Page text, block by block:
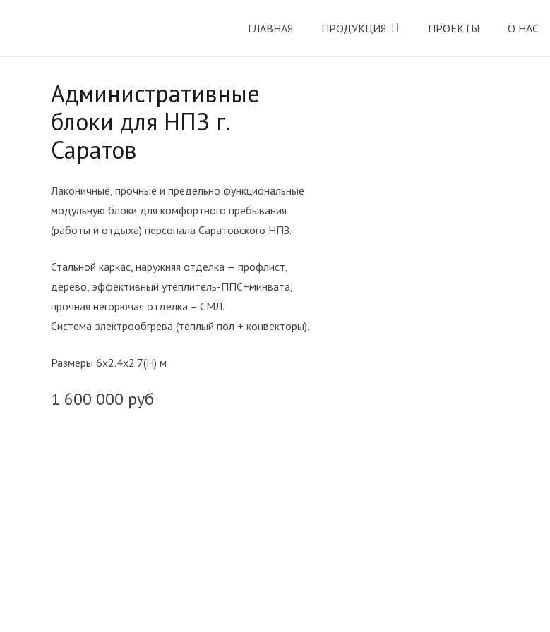
ГЛАВНАЯ ПРОДУКЦИЯ ПРОЕКТЫ О НАС
Административные
блоки для НПЗ г.
Саратов
Лаконичные, прочные и предельно функциональные
модульную блоки для комфортного пребывания
(работы и отдыха) персонала Саратовского НПЗ.
Стальной каркас, наружняя отделка — профлист,
дерево, эффективный утеплитель-ППС+минвата,
прочная негорючая отделка – СМЛ.
Система электрообгрева (теплый пол + конвекторы).
Размеры 6х2.4х2.7(Н) м
1 600 000 руб